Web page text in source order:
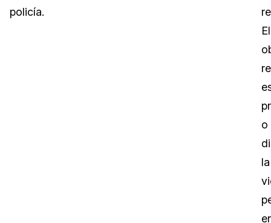
policía.
El
o
la